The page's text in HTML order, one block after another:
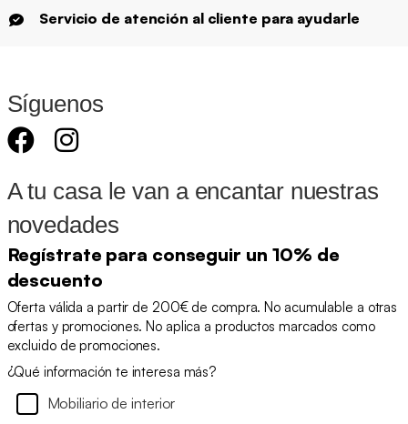
Servicio de atención al cliente para ayudarle
Síguenos
A tu casa le van a encantar nuestras
novedades
Regístrate para conseguir un 10% de
descuento
Oferta válida a partir de 200€ de compra. No acumulable a otras
ofertas y promociones. No aplica a productos marcados como
excluido de promociones.
¿Qué información te interesa más?
Mobiliario de interior